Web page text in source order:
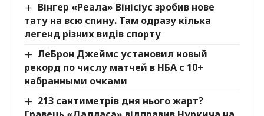
Вінгер «Реала» Вінісіус зробив нове
тату на всю спину. Там одразу кілька
легенд різних видів спорту
ЛеБрон Джеймс установил новый
рекорд по числу матчей в НБА с 10+
набранными очками
213 сантиметрів дня нього жарт?